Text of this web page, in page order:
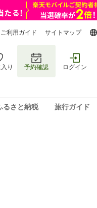
ご利用ガイド サイトマップ
り 予約確認 ログイン
るさと納税 旅行ガイド